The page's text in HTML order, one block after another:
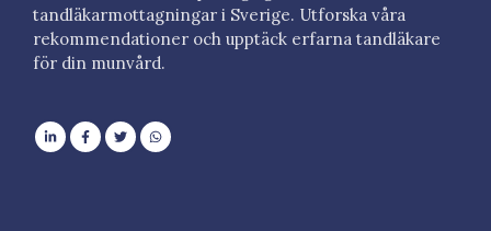
tandläkarmottagningar i Sverige. Utforska våra
rekommendationer och upptäck erfarna tandläkare
för din munvård.